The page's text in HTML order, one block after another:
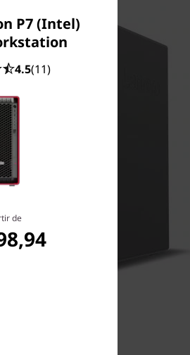
P7 (Intel)
4.5(11)
de